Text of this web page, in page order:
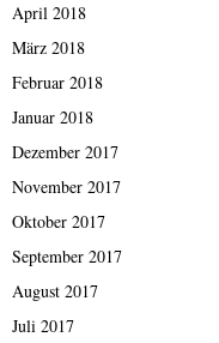
April 2018
März 2018
Februar 2018
Januar 2018
Dezember 2017
November 2017
Oktober 2017
September 2017
August 2017
Juli 2017